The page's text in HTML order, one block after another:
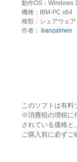
動作OS：Windows
機種：IBM-PC x64
種類：シェアウェア
作者： banzalmen
このソフトは有料
※消費税の増税に
されている価格と
ご購入前に必ずご